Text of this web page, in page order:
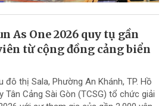
As One 2026 quy tụ gần
từ cộng đồng cảng biển
đô thị Sala, Phường An Khánh, TP. Hồ
Tân Cảng Sài Gòn (TCSG) tổ chức giải